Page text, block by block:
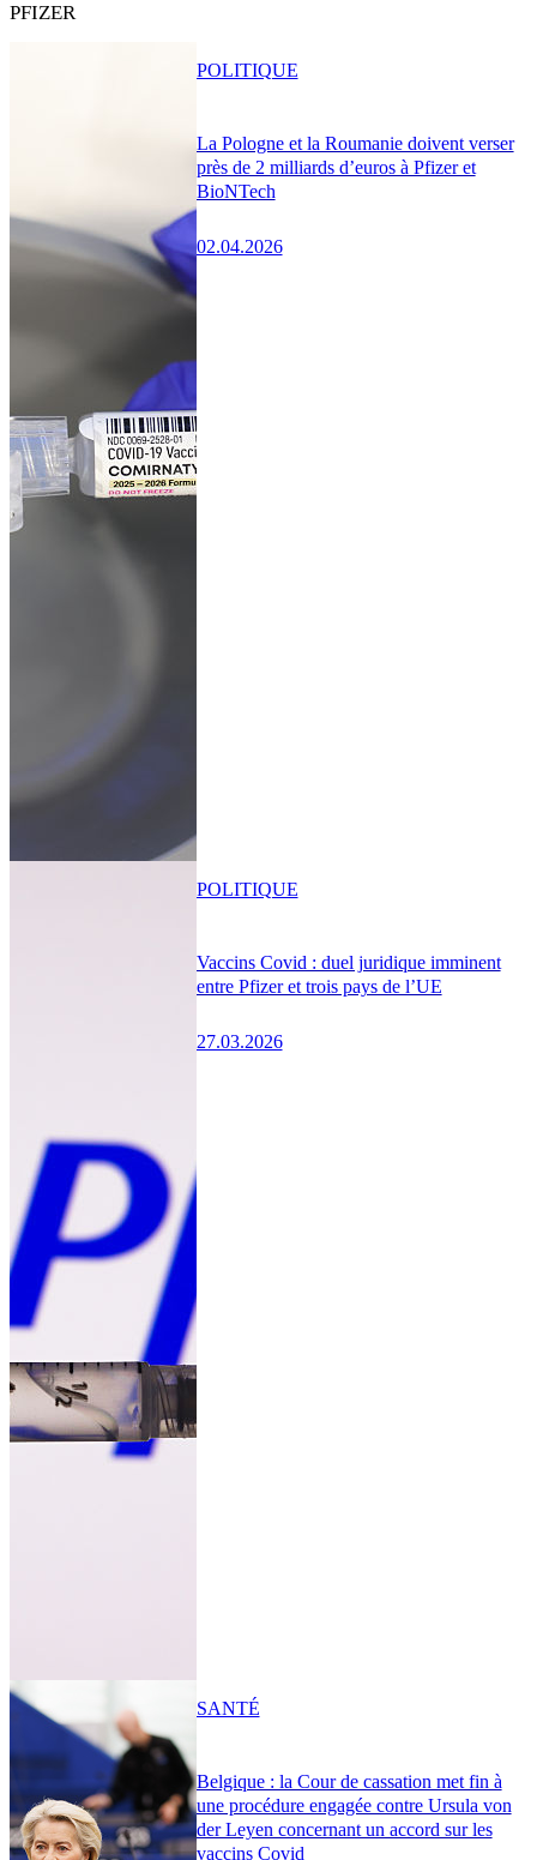
PFIZER
La Pologne et la Roumanie doivent verser
près de 2 milliards d’euros à Pfizer et
BioNTech
02.04.2026
POLITIQUE
Vaccins Covid : duel juridique imminent
entre Pfizer et trois pays de l’UE
27.03.2026
POLITIQUE
Belgique : la Cour de cassation met fin à
une procédure engagée contre Ursula von
der Leyen concernant un accord sur les
vaccins Covid
SANTÉ